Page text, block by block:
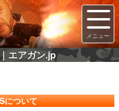
エアガン.jp
について